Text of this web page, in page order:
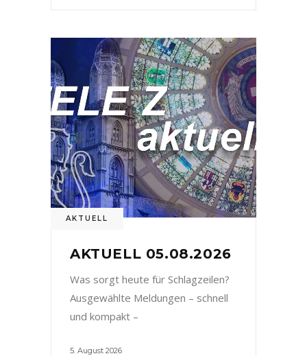
AKTUELL
AKTUELL 05.08.2026
Was sorgt heute für Schlagzeilen?
Ausgewählte Meldungen – schnell
und kompakt –
5. August 2026